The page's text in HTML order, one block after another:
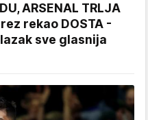
ARSENAL TRLJA
rekao DOSTA -
sve glasnija